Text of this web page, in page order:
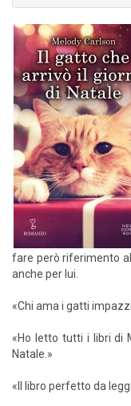
fare però riferimento
anche per lui.
«Chi ama i gatti
«Ho letto tutti i libri di
Natale.»
«Il libro perfetto da